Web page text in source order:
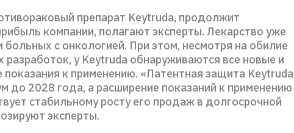
препарат Keytruda, продолжит
компании, полагают эксперты. Лекарство уже
больных с онкологией. При этом, несмотря на обилие
у Keytruda обнаруживаются все новые и
к применению. «Патентная защита Keytruda
до 2028 года, а расширение показаний к применению
стабильному росту его продаж в долгосрочной
эксперты.